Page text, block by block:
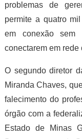
problemas de
permite a quatro
em conexão
conectarem em rede
O segundo diretor
Miranda Chaves,
falecimento do
órgão com a
Estado de Minas